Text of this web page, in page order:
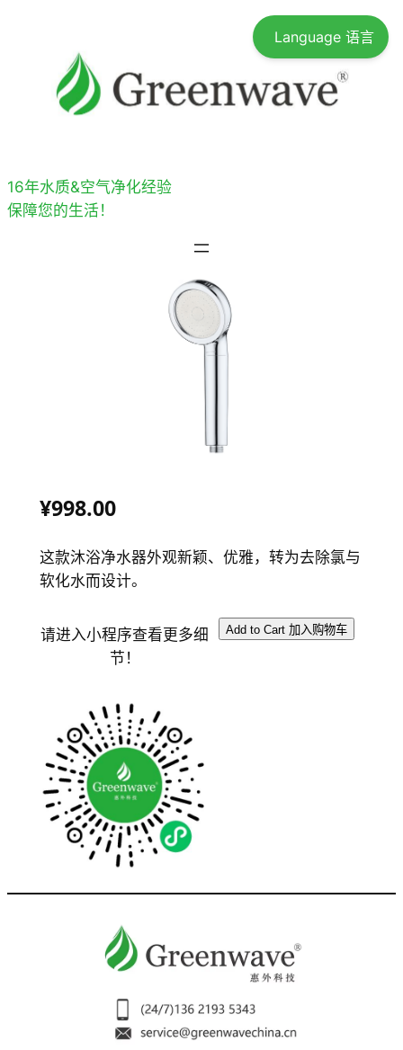
16年水质&空气净化经验
保障您的生活！
¥998.00
这款沐浴净水器外观新颖、优雅，转为去除氯与
软化水而设计。
请进入小程序查看更多细
节！
Language 语言